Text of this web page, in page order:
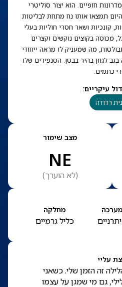
חופיים. הוא יצור סוליטרי
תמצאו אותו נח מתחת לבליטות
קונכיות ושאר חסרי חוליות בעלי
מכוסה בקוצים נוקשים וקצרים
מה שמעניק לו מראה ייחודי
לגוון בהיר בבטן. הסנפירים שלו
כתמים.
עיקריים:
רדודה
מצב שימור
NE
(לא הוערך)
מערכה מחלקה
כליל גרמיים
עליי
זה הזמן שלי. כשאני
גם מי שמגן על עצמו